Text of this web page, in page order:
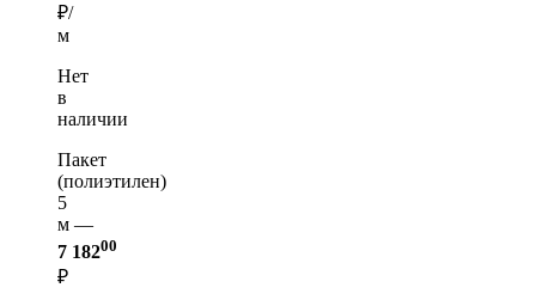
₽/
м
Нет
в
наличии
Пакет
(полиэтилен)
5
м —
7 18200
₽